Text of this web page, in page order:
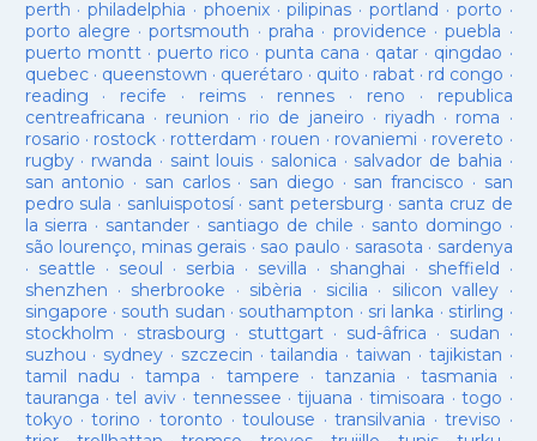
perth ·philadelphia · phoenix·pilipinas ·portland · porto ·
porto alegre ·portsmouth ·praha · providence ·puebla ·
puerto montt· puerto rico ·punta cana · qatar · qingdao ·
quebec· queenstown · querétaro · quito · rabat · rd congo ·
reading · recife · reims· rennes · reno · republica
centreafricana · reunion · rio de janeiro · riyadh · roma ·
rosario · rostock · rotterdam · rouen · rovaniemi · rovereto ·
rugby· rwanda · saint louis · salonica · salvador de bahia ·
san antonio · san carlos· san diego · san francisco · san
pedro sula · sanluispotosí· sant petersburg · santa cruz de
la sierra · santander · santiago de chile · santo domingo ·
são lourenço, minas gerais · sao paulo · sarasota · sardenya
· seattle · seoul · serbia · sevilla · shanghai · sheffield ·
shenzhen · sherbrooke · sibèria · sicilia · silicon valley ·
singapore · south sudan · southampton · sri lanka · stirling ·
stockholm · strasbourg · stuttgart· sud-âfrica · sudan ·
suzhou · sydney · szczecin ·tailandia ·taiwan · tajikistan ·
tamil nadu ·tampa · tampere · tanzania ·tasmania ·
tauranga ·tel aviv· tennessee ·tijuana ·timisoara ·togo ·
tokyo ·torino ·toronto ·toulouse ·transilvania ·treviso ·